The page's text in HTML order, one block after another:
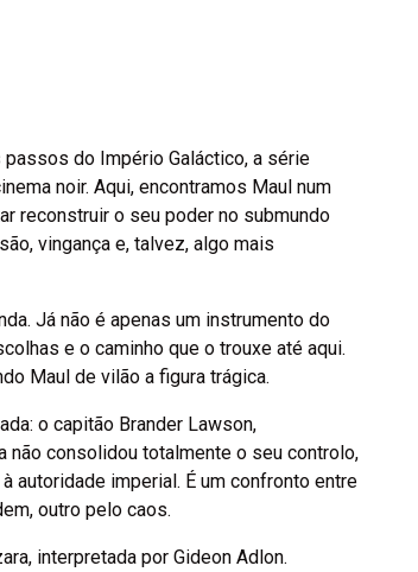
do Império Galáctico, a série
noir. Aqui, encontramos Maul num
reconstruir o seu poder no submundo
vingança e, talvez, algo mais
Já não é apenas um instrumento do
e o caminho que o trouxe até aqui.
Maul de vilão a figura trágica.
o capitão Brander Lawson,
não consolidou totalmente o seu controlo,
autoridade imperial. É um confronto entre
outro pelo caos.
interpretada por Gideon Adlon.